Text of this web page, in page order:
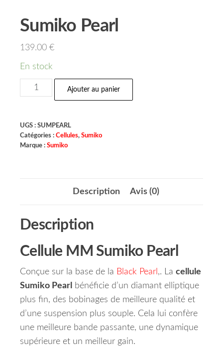
Sumiko Pearl
139.00 €
En stock
Ajouter au panier
UGS : SUMPEARL
Catégories : Cellules, Sumiko
Marque : Sumiko
Description Avis (0)
Description
Cellule MM Sumiko Pearl
Conçue sur la base de la Black Pearl ,. La cellule
Sumiko Pearl
bénéficie d’un diamant elliptique
plus fin, des bobinages de meilleure qualité et
d’une suspension plus souple. Cela lui confère
une meilleure bande passante, une dynamique
supérieure et un meilleur gain.